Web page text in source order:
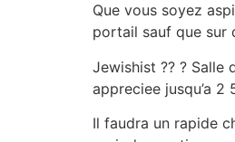
Que vous soyez
portail sauf que sur
Jewishist ?? ? Salle
appreciee jusqu’a
Il faudra un rapide